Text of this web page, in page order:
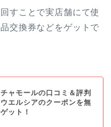
すことで実店舗にて使
交換券などをゲットで
ャモールの口コミ＆評判
エルシアのクーポンを無
ット！